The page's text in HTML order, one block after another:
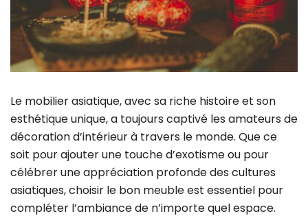
Le mobilier asiatique, avec sa riche histoire et son
esthétique unique, a toujours captivé les amateurs de
décoration d’intérieur à travers le monde. Que ce
soit pour ajouter une touche d’exotisme ou pour
célébrer une appréciation profonde des cultures
asiatiques, choisir le bon meuble est essentiel pour
compléter l’ambiance de n’importe quel espace.